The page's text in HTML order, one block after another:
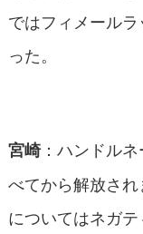
ではフィメール
った。
宮崎：ハンドル
べてから解放さ
についてはネガ